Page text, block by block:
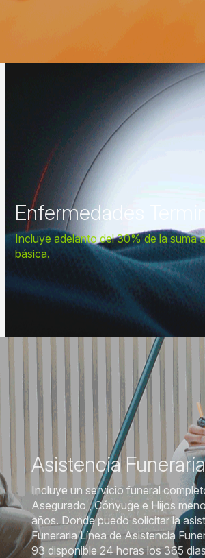
Enfermedades
Incluye adelanto del 30% de la suma
básica.
Asistencia
Incluye un servicio funeral
Asegurado , Cónyuge e Hijos
años. Donde puedo solicitar la
Funeraria Línea de Asistencia
93 disponible 24 horas los 365